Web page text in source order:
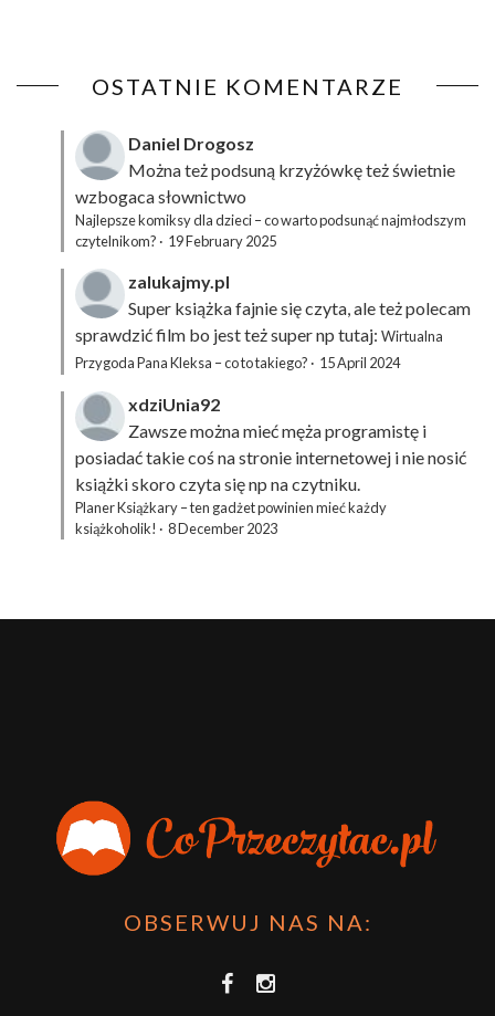
OSTATNIE KOMENTARZE
Daniel Drogosz
Można też podsuną krzyżówkęteż świetnie
wzbogaca słownictwo
Najlepsze komiksy dla dzieci – co warto podsunąć najmłodszym
czytelnikom? · 19 February 2025
zalukajmy.pl
Super książka fajnie się czyta, ale też polecam
sprawdzić film bo jest też super np tutaj: Wirtualna
Przygoda Pana Kleksa – co to takiego? · 15 April 2024
xdziUnia92
Zawsze można mieć męża programistę i
posiadać takie coś na stronie internetowej i nie nosić
książki skoro czyta się np na czytniku.
Planer Książkary – ten gadżet powinien mieć każdy
książkoholik! · 8 December 2023
OBSERWUJ NAS NA: